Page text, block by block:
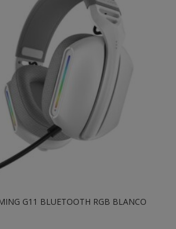
G11 BLUETOOTH RGB BLANCO